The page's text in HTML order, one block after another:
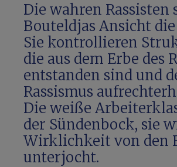
Die wahren Rassisten
Bouteldjas Ansicht
Sie kontrollieren
die aus dem Erbe des
entstanden sind und
Rassismus
Die weiße
der Sündenbock, sie
Wirklichkeit von den
unterjocht.